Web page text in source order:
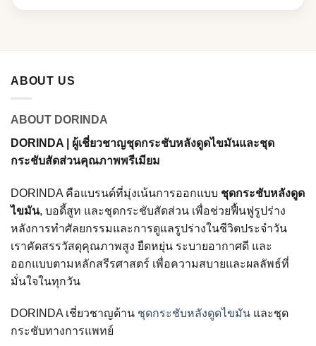
ABOUT US
ABOUT DORINDA
DORINDA | ผู้เชี่ยวชาญชุดกระชับหลังดูดไขมันและชุด
กระชับสัดส่วนคุณภาพพรีเมียม
DORINDA คือแบรนด์ที่มุ่งเน้นการออกแบบ ชุดกระชับหลังดูด
ไขมัน, บอดี้สูท และชุดกระชับสัดส่วน เพื่อช่วยฟื้นฟูรูปร่าง
หลังการทำศัลยกรรมและการดูแลรูปร่างในชีวิตประจำวัน
เราคัดสรรวัสดุคุณภาพสูง ยืดหยุ่น ระบายอากาศดี และ
ออกแบบตามหลักสรีรศาสตร์ เพื่อความสบายและผลลัพธ์ที่
มั่นใจในทุกวัน
DORINDA เชี่ยวชาญด้าน ชุดกระชับหลังดูดไขมัน และชุด
กระชับทางการแพทย์